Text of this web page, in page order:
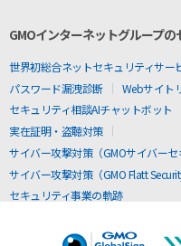
GMOインターネットグループ
世界初総合ネットセキュリティサー
パスワード漏洩診断
Webサイト
セキュリティ相談AIチャットボット
実在証明・盗聴対策
サイバー攻撃対策（GMOサイバーセ
サイバー攻撃対策（GMO Flatt
セキュリティ事業の軌跡